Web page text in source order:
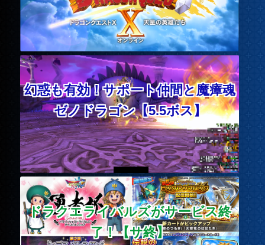
幻惑も有効！サポート仲間と魔瘴魂
ゼノドラゴン【5.5ボス】
ドラクエライバルズがサービス終
了！【サ終】